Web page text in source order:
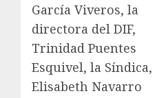
García Viveros, la
directora del DIF,
Trinidad Puentes
Esquivel, la Síndica,
Elisabeth Navarro